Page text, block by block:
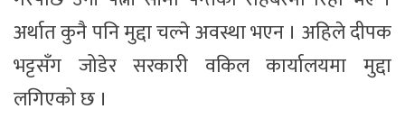
अर्थात कुनै पनि मुद्दा चल्ने अवस्था भएन । अहिले दीपक
भट्टसँग जोडेर सरकारी वकिल कार्यालयमा मुद्दा
लगिएको छ ।